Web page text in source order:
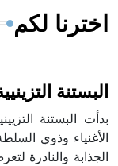
اخترنا لكم
البستنة
الأغنياء وذوي
الجذابة والنادرة